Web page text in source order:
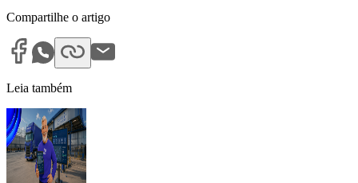
Compartilhe o artigo
Leia também